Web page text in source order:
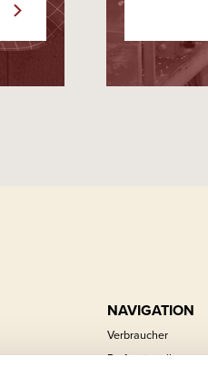
NAVIGATION
Verbraucher
Professionell